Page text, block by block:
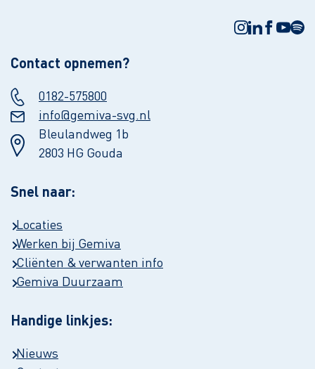
Contact opnemen?
0182-575800
info@gemiva-svg.nl
Bleulandweg 1b
2803 HG Gouda
Snel naar:
Locaties
Werken bij Gemiva
Cliënten & verwanten info
Gemiva Duurzaam
Handige linkjes:
Nieuws